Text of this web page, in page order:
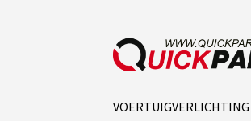
VOERTUIGVERLICHTING